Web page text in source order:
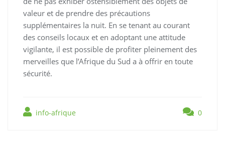
valeur et de prendre des précautions
supplémentaires la nuit. En se tenant au courant
des conseils locaux et en adoptant une attitude
vigilante, il est possible de profiter pleinement des
merveilles que l’Afrique du Sud a à offrir en toute
sécurité.
info-afrique 0